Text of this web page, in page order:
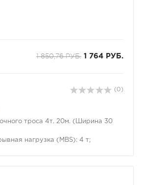
1 850,76 РУБ. 1 764 РУБ.
(0)
троса 4т. 20м. (Ширина 30
нагрузка (MBS): 4 т;